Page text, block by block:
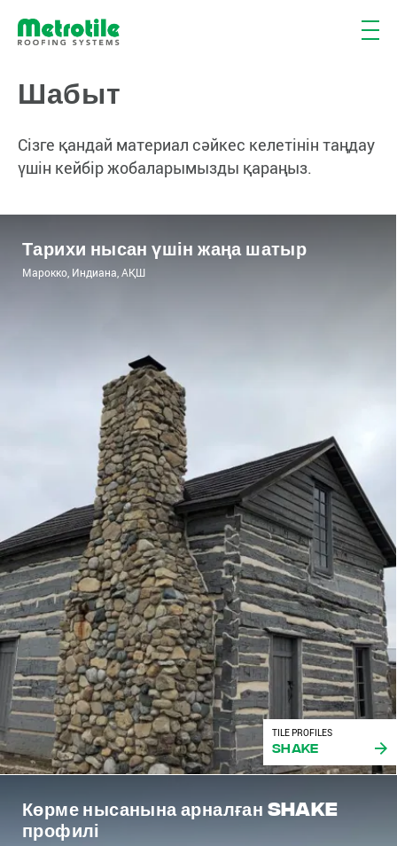
Шабыт
Сізге қандай материал сәйкес келетінін таңдау
үшін кейбір жобаларымызды қараңыз.
Тарихи нысан үшін жаңа шатыр
Марокко, Индиана, АҚШ
TILE PROFILES
Shake
Көрме нысанына арналған Shake
профилі